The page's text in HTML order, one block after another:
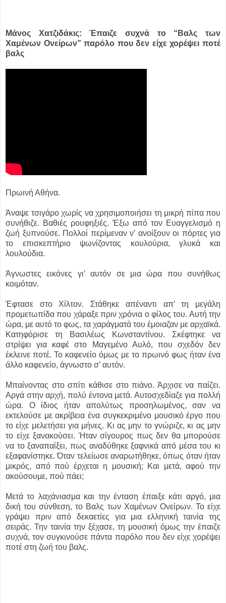
Μάνος Χατζιδάκις: Έπαιζε συχνά το “Βαλς των
Χαμένων Ονείρων” παρόλο που δεν είχε χορέψει ποτέ
βαλς
Πρωινή Αθήνα.
Άναψε τσιγάρο χωρίς να χρησιμοποιήσει τη μικρή πίπα που
συνήθιζε. Βαθιές ρουφηξιές. Έξω από τον Ευαγγελισμό η
ζωή ξυπνούσε. Πολλοί περίμεναν ν’ ανοίξουν οι πόρτες για
το επισκεπτήριο ψωνίζοντας κουλούρια, γλυκά και
λουλούδια.
Άγνωστες εικόνες γι’ αυτόν σε μια ώρα που συνήθως
κοιμόταν.
Έφτασε στο Χίλτον. Στάθηκε απέναντι απ’ τη μεγάλη
προμετωπίδα που χάραξε πριν χρόνια ο φίλος του. Αυτή την
ώρα, με αυτό το φως, τα χαράγματά του έμοιαζαν με αρχαϊκά.
Κατηφόρισε τη Βασιλέως Κωνσταντίνου. Σκέφτηκε να
στρίψει για καφέ στο Μαγεμένο Αυλό, που σχεδόν δεν
έκλεινε ποτέ. Το καφενείο όμως με το πρωινό φως ήταν ένα
άλλο καφενείο, άγνωστο σ’ αυτόν.
Μπαίνοντας στο σπίτι κάθισε στο πιάνο. Άρχισε να παίζει.
Αργά στην αρχή, πολύ έντονα μετά. Αυτοσχεδίαζε για πολλή
ώρα. Ο ίδιος ήταν απολύτως προσηλωμένος, σαν να
εκτελούσε με ακρίβεια ένα συγκεκριμένο μουσικό έργο που
το είχε μελετήσει για μήνες. Κι ας μην το γνώριζε, κι ας μην
το είχε ξανακούσει. Ήταν σίγουρος πως δεν θα μπορούσε
να το ξαναπαίξει, πως αναδύθηκε ξαφνικά από μέσα του κι
εξαφανίστηκε. Όταν τελείωσε αναρωτήθηκε, όπως όταν ήταν
μικρός, από πού έρχεται η μουσική; Και μετά, αφού την
ακούσουμε, πού πάει;
Μετά το λαχάνιασμα και την ένταση έπαιξε κάτι αργό, μια
δική του σύνθεση, το Βαλς των Χαμένων Ονείρων. Το είχε
γράψει πριν από δεκαετίες για μια ελληνική ταινία της
σειράς. Την ταινία την ξέχασε, τη μουσική όμως την έπαιζε
συχνά, τον συγκινούσε πάντα παρόλο που δεν είχε χορέψει
ποτέ στη ζωή του βαλς.